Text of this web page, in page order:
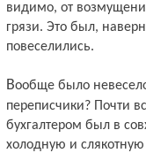
видимо, от
грязи. Это был,
повеселились.
Вообще было невесело. И очень холодно. Мы замёрзли и устали. А как же работают
переписчики? Почти
бухгалтером был в
холодную и